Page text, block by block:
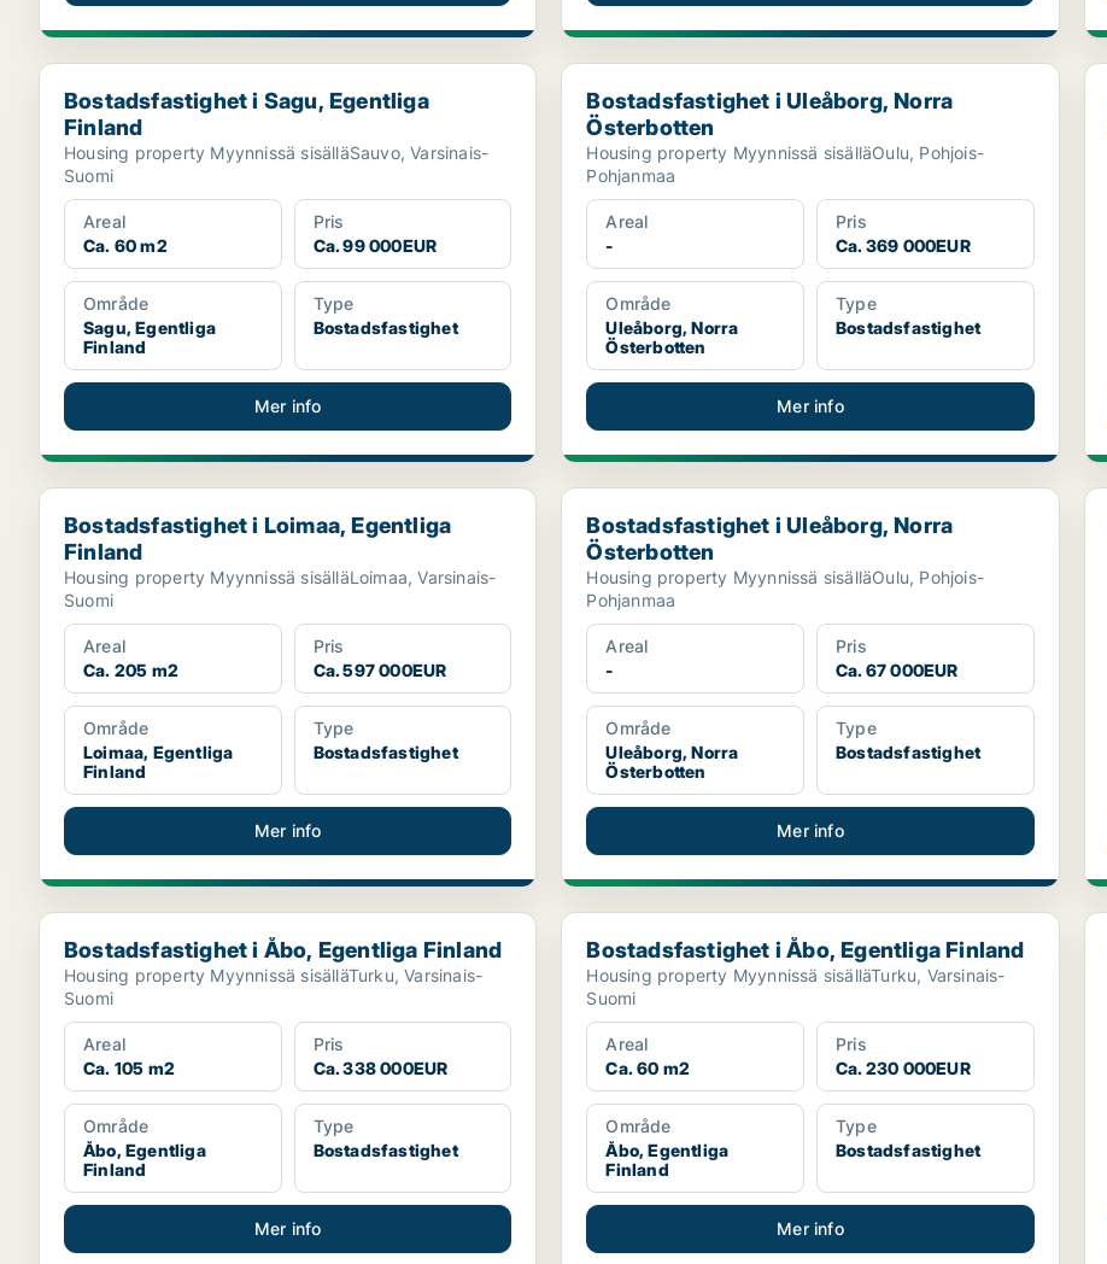
Bostadsfastighet i Sagu, Egentliga Finland
Bostadsfastighet i Sagu, Egentliga
Finland
Housing property Myynnissä sisälläSauvo, Varsinais-
Suomi
Areal
Ca. 60 m2
Pris
Ca. 99 000EUR
Område
Sagu, Egentliga
Finland
Type
Bostadsfastighet
Mer info
Bostadsfastighet i Uleåborg, Norra Österbotten
Bostadsfastighet i Uleåborg, Norra
Österbotten
Housing property Myynnissä sisälläOulu, Pohjois-
Pohjanmaa
Areal
-
Pris
Ca. 369 000EUR
Område
Uleåborg, Norra
Österbotten
Type
Bostadsfastighet
Mer info
Bostadsfastighet i Loimaa, Egentliga Finland
Bostadsfastighet i Loimaa, Egentliga
Finland
Housing property Myynnissä sisälläLoimaa, Varsinais-
Suomi
Areal
Ca. 205 m2
Pris
Ca. 597 000EUR
Område
Loimaa, Egentliga
Finland
Type
Bostadsfastighet
Mer info
Bostadsfastighet i Uleåborg, Norra Österbotten
Bostadsfastighet i Uleåborg, Norra
Österbotten
Housing property Myynnissä sisälläOulu, Pohjois-
Pohjanmaa
Areal
-
Pris
Ca. 67 000EUR
Område
Uleåborg, Norra
Österbotten
Type
Bostadsfastighet
Mer info
Bostadsfastighet i Åbo, Egentliga Finland
Bostadsfastighet i Åbo, Egentliga Finland
Housing property Myynnissä sisälläTurku, Varsinais-
Suomi
Areal
Ca. 105 m2
Pris
Ca. 338 000EUR
Område
Åbo, Egentliga
Finland
Type
Bostadsfastighet
Mer info
Bostadsfastighet i Åbo, Egentliga Finland
Bostadsfastighet i Åbo, Egentliga Finland
Housing property Myynnissä sisälläTurku, Varsinais-
Suomi
Areal
Ca. 60 m2
Pris
Ca. 230 000EUR
Område
Åbo, Egentliga
Finland
Type
Bostadsfastighet
Mer info